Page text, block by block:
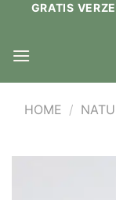
inhoud
GRATIS
HOME /